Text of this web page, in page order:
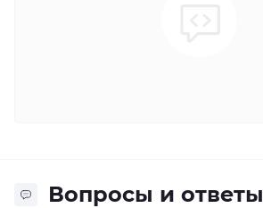
Вопросы и ответы